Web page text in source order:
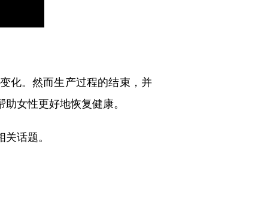
化。然而生产过程的结束，并
女性更好地恢复健康。
话题。